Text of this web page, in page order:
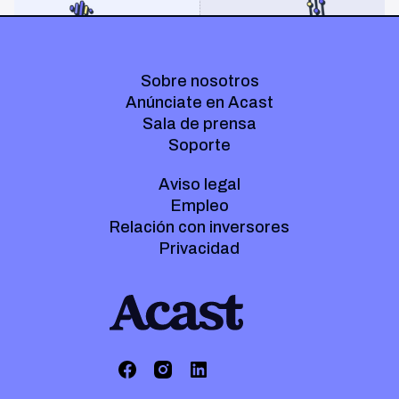
Sobre nosotros
Anúnciate en Acast
Sala de prensa
Soporte
Aviso legal
Empleo
Relación con inversores
Privacidad